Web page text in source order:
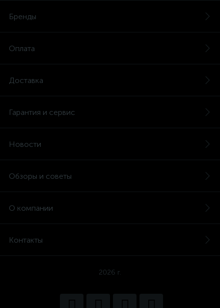
Бренды
Оплата
Доставка
Гарантия и сервис
Новости
Обзоры и советы
О компании
Контакты
2026 г.